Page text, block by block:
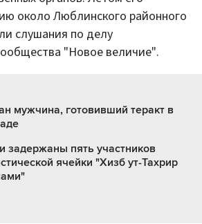
около Люблинского районного
слушания по делу
"Новое величие".
мужчина, готовивший теракт в
задержаны пять участников
ячейки "Хизб ут-Тахрир